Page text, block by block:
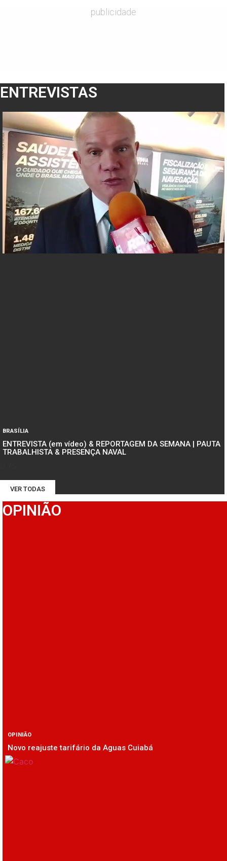
publicidade
ENTREVISTAS
BRASÍLIA
ENTREVISTA (em vídeo) & REPORTAGEM DA SEMANA | PAUTA
TRABALHISTA & PRESENÇA NAVAL
VER TODAS
OPINIÃO
OPINIÃO
Novo reajuste tarifário da Aguas Cuiabá